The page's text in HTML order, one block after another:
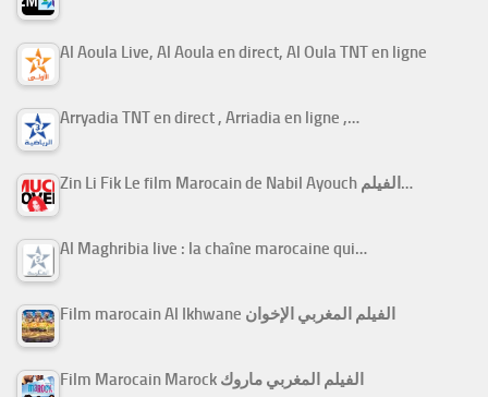
Al Aoula Live, Al Aoula en direct, Al Oula TNT en ligne
Arryadia TNT en direct , Arriadia en ligne ,…
Zin Li Fik Le film Marocain de Nabil Ayouch الفيلم…
Al Maghribia live : la chaîne marocaine qui…
Film marocain Al Ikhwane الفيلم المغربي الإخوان
Film Marocain Marock الفيلم المغربي ماروك